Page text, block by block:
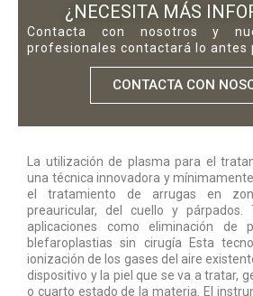
¿NECESITA MÁS
Contacta con nosotros y
profesionales contactará lo antes
CONTACTA CON
La utilización de plasma para el
una técnica innovadora y
el tratamiento de arrugas en
preauricular, del cuello y párpados.
aplicaciones como eliminación de
blefaroplastias sin cirugía Esta
ionización de los gases del aire
dispositivo y la piel que se va a tratar,
o cuarto estado de la materia. El